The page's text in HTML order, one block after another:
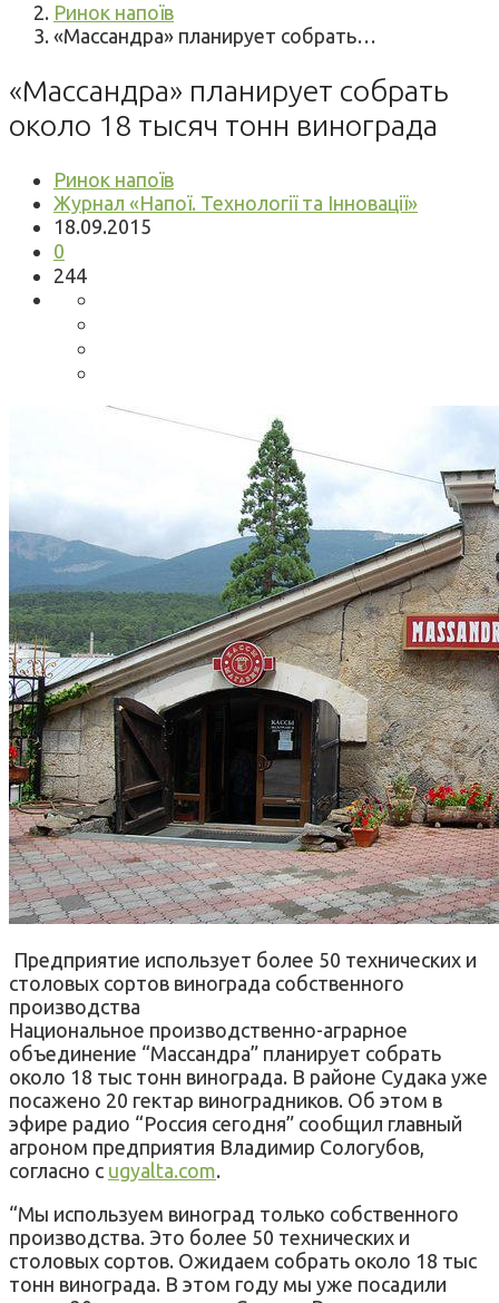
Ринок напоїв
«Массандра» планирует собрать…
«Массандра» планирует собрать
около 18 тысяч тонн винограда
Ринок напоїв
Журнал «Напої. Технології та Інновації»
18.09.2015
0
244
Предприятие использует более 50 технических и
столовых сортов винограда собственного
производства
Национальное производственно-аграрное
объединение “Массандра” планирует собрать
около 18 тыс тонн винограда. В районе Судака уже
посажено 20 гектар виноградников. Об этом в
эфире радио “Россия сегодня” сообщил главный
агроном предприятия Владимир Сологубов,
согласно с ugyalta.com.
“Мы используем виноград только собственного
производства. Это более 50 технических и
столовых сортов. Ожидаем собрать около 18 тыс
тонн винограда. В этом году мы уже посадили